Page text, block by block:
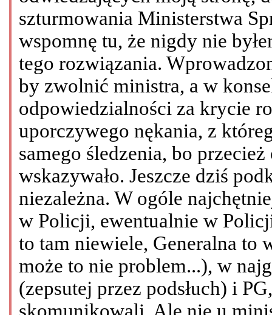
szturmowania Ministerstwa
wspomnę tu, że nigdy nie
tego rozwiązania.
by zwolnić ministra, a w
odpowiedzialności za krycie
uporczywego nękania, z
samego śledzenia, bo
wskazywało. Jeszcze dziś
niezależna. W ogóle
w Policji, ewentualnie w
to tam niewiele, Generalna to
może to nie problem...), w
(zepsutej przez podsłuch) i